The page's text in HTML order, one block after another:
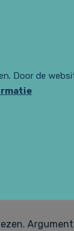
ingestelde
om
gedaan.
Door de